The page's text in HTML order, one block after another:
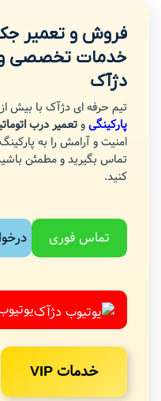
فروش و تعمیر جک
خدمات تخصصی و
دژآک
تیم حرفه ای دژآک با بیش از 22 سال تجربه در
پارکینگیوتعمیر درب
امنیت و آرامش را به
تماس بگیرید و مطمئن
کنید.
تماس فوری
خدمات VIP